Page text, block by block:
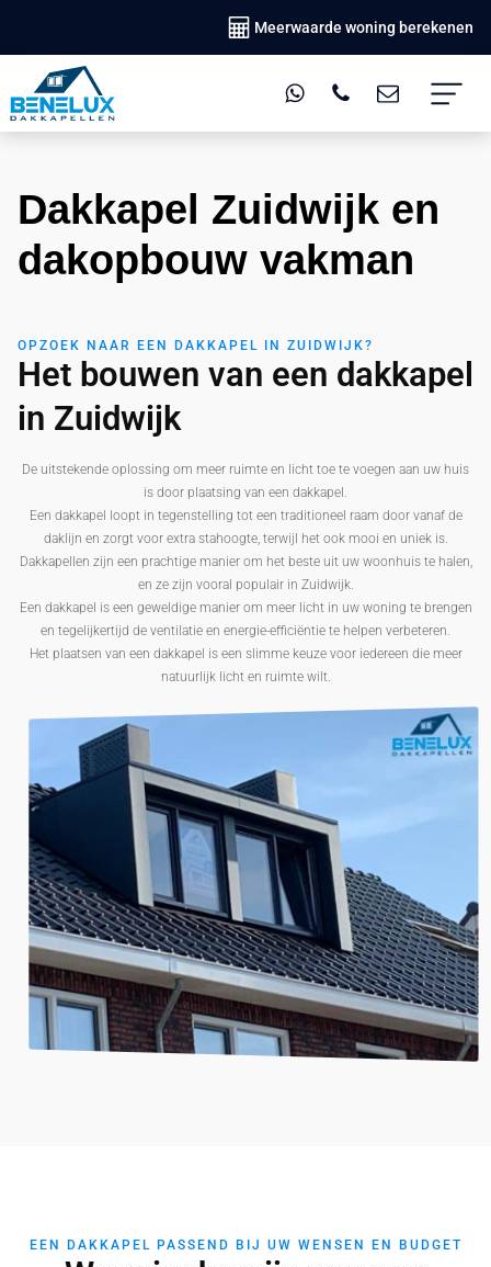
Meerwaarde woning berekenen
Dakkapel Zuidwijk en
dakopbouw vakman
OPZOEK NAAR EEN DAKKAPEL IN ZUIDWIJK?
Het bouwen van een dakkapel
in Zuidwijk
De uitstekende oplossing om meer ruimte en licht toe te voegen aan uw huis
is door plaatsing van een dakkapel.
Een dakkapel loopt in tegenstelling tot een traditioneel raam door vanaf de
daklijn en zorgt voor extra stahoogte, terwijl het ook mooi en uniek is.
Dakkapellen zijn een prachtige manier om het beste uit uw woonhuis te halen,
en ze zijn vooral populair in Zuidwijk.
Een dakkapel is een geweldige manier om meer licht in uw woning te brengen
en tegelijkertijd de ventilatie en energie-efficiëntie te helpen verbeteren.
Het plaatsen van een dakkapel is een slimme keuze voor iedereen die meer
natuurlijk licht en ruimte wilt.
EEN DAKKAPEL PASSEND BIJ UW WENSEN EN BUDGET